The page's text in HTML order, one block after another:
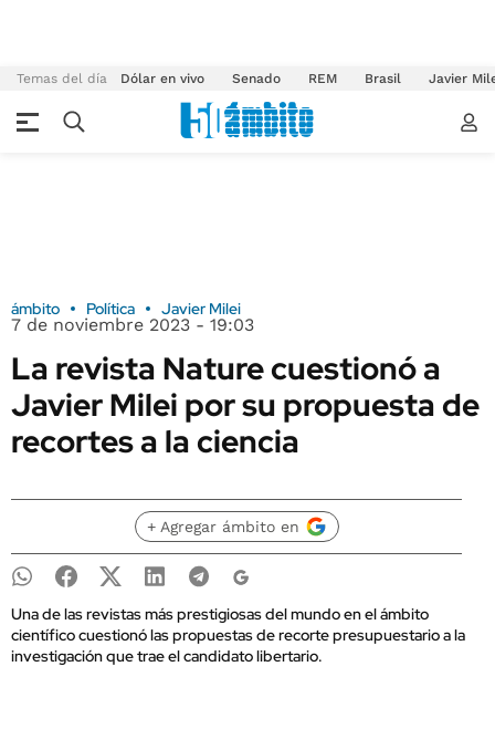
Temas del día Dólar en vivo Senado REM Brasil Javier
ámbito Política Javier Milei
7 de noviembre 2023 - 19:03
La revista Nature cuestionó a
Javier Milei por su propuesta de
recortes a la ciencia
+ Agregar ámbito en
Una de las revistas más prestigiosas del mundo en el ámbito
científico cuestionó las propuestas de recorte presupuestario a la
investigación que trae el candidato libertario.